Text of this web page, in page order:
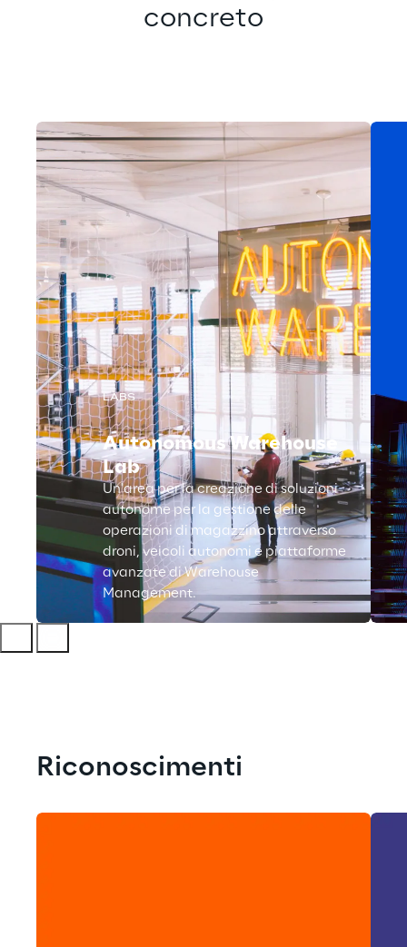
concreto
LABS
Autonomous Warehouse
Lab
Un'area per la creazione di soluzioni
autonome per la gestione delle
operazioni di magazzino attraverso
droni, veicoli autonomi e piattaforme
avanzate di Warehouse
Management.
Riconoscimenti